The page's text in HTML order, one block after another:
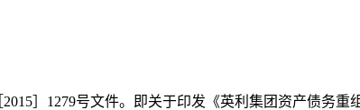
］1279号文件。即关于印发《英利集团资产债